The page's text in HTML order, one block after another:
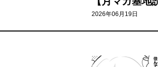
2026年06月19日